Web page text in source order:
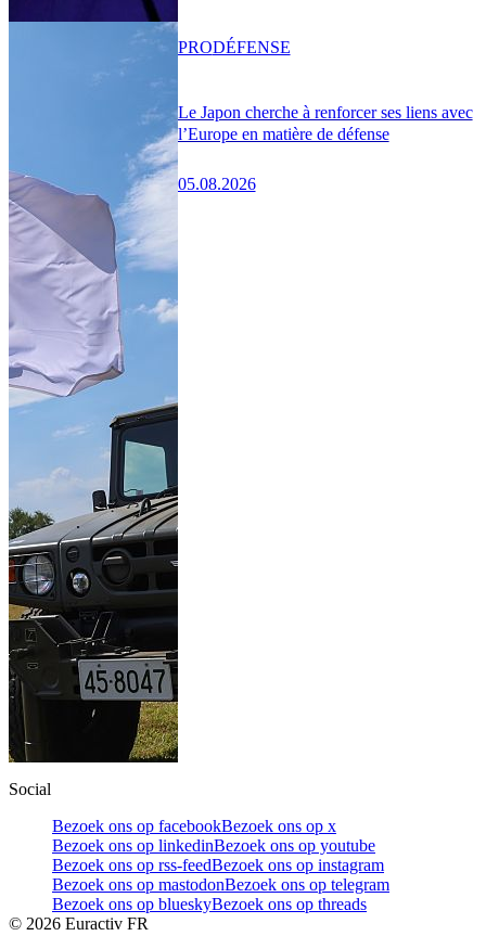
Le Japon cherche à renforcer ses liens avec
l’Europe en matière de défense
05.08.2026
PRODÉFENSE
Social
Bezoek ons op facebookBezoek ons op x
Bezoek ons op linkedinBezoek ons op youtube
Bezoek ons op rss-feedBezoek ons op instagram
Bezoek ons op mastodonBezoek ons op telegram
Bezoek ons op blueskyBezoek ons op threads
© 2026 Euractiv FR